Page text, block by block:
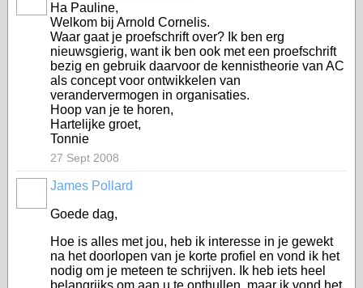
Ha Pauline,
Welkom bij Arnold Cornelis.
Waar gaat je proefschrift over? Ik ben erg
nieuwsgierig, want ik ben ook met een proefschrift
bezig en gebruik daarvoor de kennistheorie van AC
als concept voor ontwikkelen van
verandervermogen in organisaties.
Hoop van je te horen,
Hartelijke groet,
Tonnie
27 Sept 2008
James Pollard
Goede dag,
Hoe is alles met jou, heb ik interesse in je gewekt
na het doorlopen van je korte profiel en vond ik het
nodig om je meteen te schrijven. Ik heb iets heel
belangrijks om aan u te onthullen, maar ik vond het